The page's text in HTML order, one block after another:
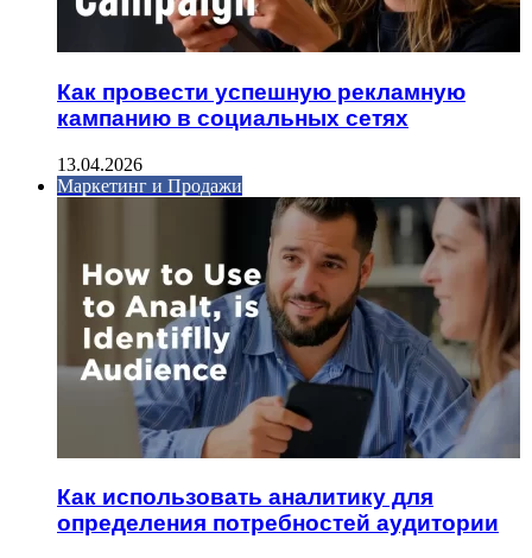
Как провести успешную рекламную
кампанию в социальных сетях
13.04.2026
Маркетинг и Продажи
Как использовать аналитику для
определения потребностей аудитории